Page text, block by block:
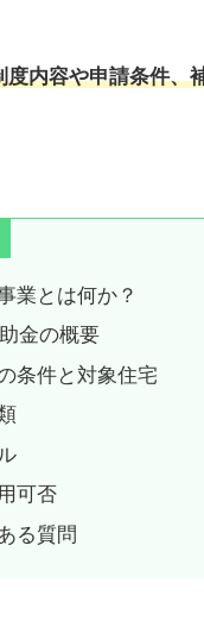
度内容や申請条件、
業とは何か？
金の概要
条件と対象住宅
可否
る質問